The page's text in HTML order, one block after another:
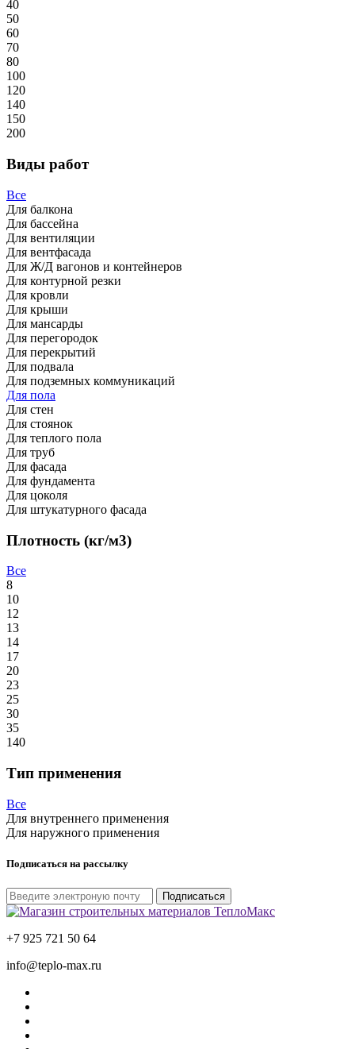
40
50
60
70
80
100
120
140
150
200
Виды работ
Все
Для балкона
Для бассейна
Для вентиляции
Для вентфасада
Для Ж/Д вагонов и контейнеров
Для контурной резки
Для кровли
Для крыши
Для мансарды
Для перегородок
Для перекрытий
Для подвала
Для подземных коммуникаций
Для пола
Для стен
Для стоянок
Для теплого пола
Для труб
Для фасада
Для фундамента
Для цоколя
Для штукатурного фасада
Плотность (кг/м3)
Все
8
10
12
13
14
17
20
23
25
30
35
140
Тип применения
Все
Для внутреннего применения
Для наружного применения
Подписаться на рассылку
Подписаться
+7 925 721 50 64
info@teplo-max.ru